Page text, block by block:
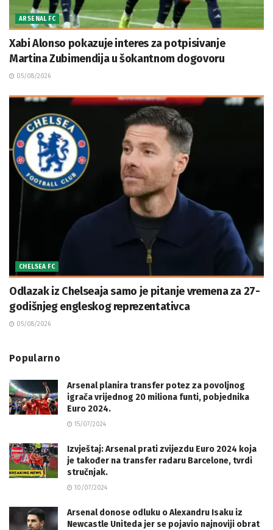
ARSENAL FC
Xabi Alonso pokazuje interes za potpisivanje
Martina Zubimendija u šokantnom dogovoru
05/08/2026
CHELSEA FC
Odlazak iz Chelseaja samo je pitanje vremena za 27-
godišnjeg engleskog reprezentativca
05/08/2026
Popularno
Arsenal planira transfer potez za povoljnog
igrača vrijednog 20 miliona funti, pobjednika
Euro 2024.
15/07/2024
Izvještaj: Arsenal prati zvijezdu Euro 2024 koja
je također na transfer radaru Barcelone, tvrdi
stručnjak.
10/07/2024
Arsenal donose odluku o Alexandru Isaku iz
Newcastle Uniteda jer se pojavio najnoviji obrat